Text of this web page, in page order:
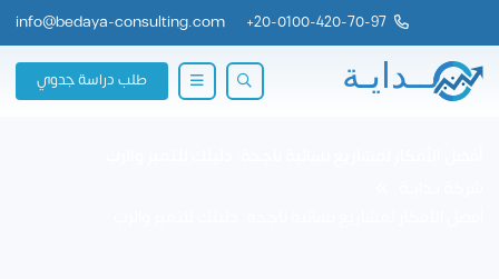
20-0100-420-70-97
+
info@bedaya-consulting.com
طلب دراسة جدوي